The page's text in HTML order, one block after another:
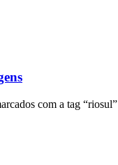
com a tag “riosul”